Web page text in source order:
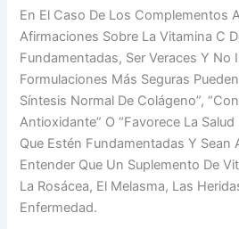
En El Caso De Los Complementos
Afirmaciones Sobre La Vitamina C
Fundamentadas, Ser Veraces Y No
Formulaciones Más Seguras
Síntesis Normal De Colágeno”,
Antioxidante” O “favorece La Salud
Que Estén Fundamentadas Y Sean
Entender Que Un Suplemento De
La Rosácea, El Melasma, Las
Enfermedad.